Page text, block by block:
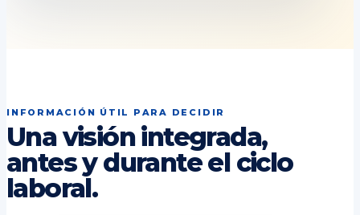
INFORMACIÓN ÚTIL PARA DECIDIR
Una visión integrada,
antes y durante el ciclo
laboral.